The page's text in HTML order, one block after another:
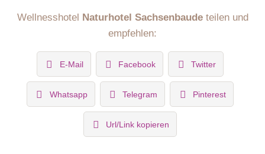
Wellnesshotel Naturhotel Sachsenbaudeteilen und
empfehlen:
E-Mail Facebook Twitter
Whatsapp Telegram Pinterest
Url/Link kopieren